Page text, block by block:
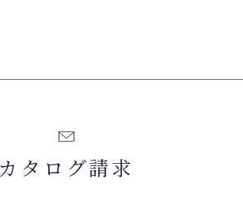
カタログ請求